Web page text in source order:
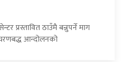
प्रस्तावित ठाउँमै बन्नुपर्ने माग
आन्दोलनको